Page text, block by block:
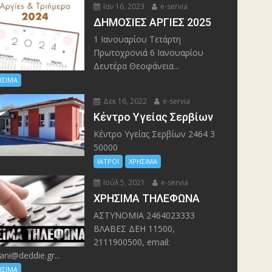
Ιαν 16, 2023 e-servia
ΔΗΜΟΣΙΕΣ ΑΡΓΙΕΣ 2025
1 Ιανουαρίου Τετάρτη
Πρωτοχρονιά 6 Ιανουαρίου
Δευτέρα Θεοφάνεια...
Δεκ 16, 2022 e-servia
Kέντρο Υγείας Σερβίων
Kέντρο Υγείας Σερβίων 2464 3
50000
ΙΑΤΡΟΙ ΧΡΗΣΙΜΑ
Ιούλ 5, 2021 e-servia
ΧΡΗΣΙΜΑ ΤΗΛΕΦΩΝΑ
ΑΣΤΥΝΟΜΙΑ 2464023333
ΒΛΑΒΕΣ ΔΕΗ 11500,
2111900500, email: